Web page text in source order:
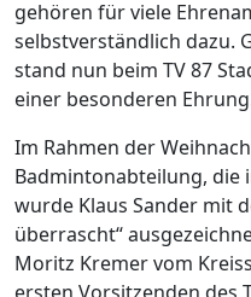
gehören für viele
selbstverständlich dazu.
stand nun beim TV 87
einer besonderen
Im Rahmen der
Badmintonabteilung, die
wurde Klaus Sander mit
überrascht“
Moritz Kremer vom